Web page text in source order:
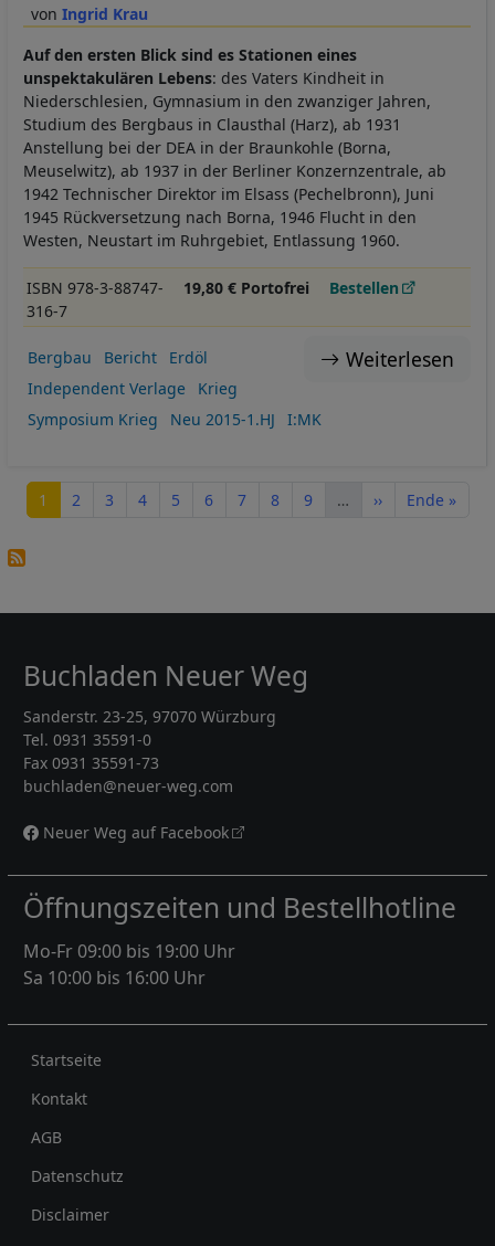
Ingrid Krau
Auf den ersten Blick sind es Stationen eines
unspektakulären Lebens: des Vaters Kindheit in
Niederschlesien, Gymnasium in den zwanziger Jahren,
Studium des Bergbaus in Clausthal (Harz), ab 1931
Anstellung bei der DEA in der Braunkohle (Borna,
Meuselwitz), ab 1937 in der Berliner Konzernzentrale, ab
1942 Technischer Direktor im Elsass (Pechelbronn), Juni
1945 Rückversetzung nach Borna, 1946 Flucht in den
Westen, Neustart im Ruhrgebiet, Entlassung 1960.
ISBN 978-3-88747-
316-7
19,80 € Portofrei Bestellen
Weiterlesen
Bergbau Bericht
Erdöl
Independent Verlage
Krieg
Symposium Krieg
Neu 2015-1.HJ I:MK
Seite
1 Seite
2 Seite
3 Seite
4 Seite
5 Seite
6 Seite
7 Seite
8 Seite
9 … Nächste Seite
›› Letzte Seite
Ende »
Buchladen Neuer Weg
Sanderstr. 23-25, 97070 Würzburg
Tel. 0931 35591-0
Fax 0931 35591-73
buchladen@neuer-weg.com
Neuer Weg auf Facebook
Öffnungszeiten und Bestellhotline
Mo-Fr 09:00 bis 19:00 Uhr
Sa 10:00 bis 16:00 Uhr
Rechtliches
Startseite
Kontakt
AGB
Datenschutz
Disclaimer